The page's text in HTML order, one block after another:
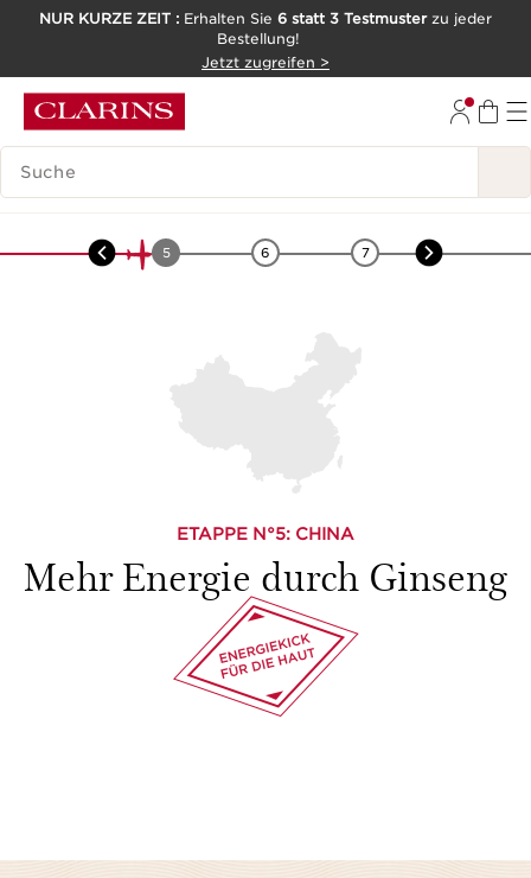
NUR KURZE ZEIT : Erhalten Sie 6 statt 3 Testmusterzu jeder
Bestellung!
Jetzt zugreifen >
LEGENDE SUCHEN
Asien-Ginseng
4 5 6 7 8
ETAPPE N°5: CHINA
Mehr Energie durch Ginseng